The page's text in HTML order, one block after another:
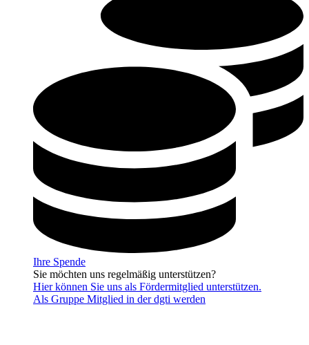
Ihre Spende
Sie möchten uns regelmäßig unterstützen?
Hier können Sie uns als Fördermitglied unterstützen.
Als Gruppe Mitglied in der dgti werden